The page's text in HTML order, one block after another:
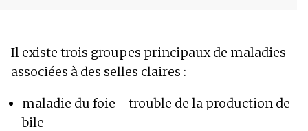
Il existe trois groupes principaux de maladies
associées à des selles claires :
maladie du foie - trouble de la production de
bile